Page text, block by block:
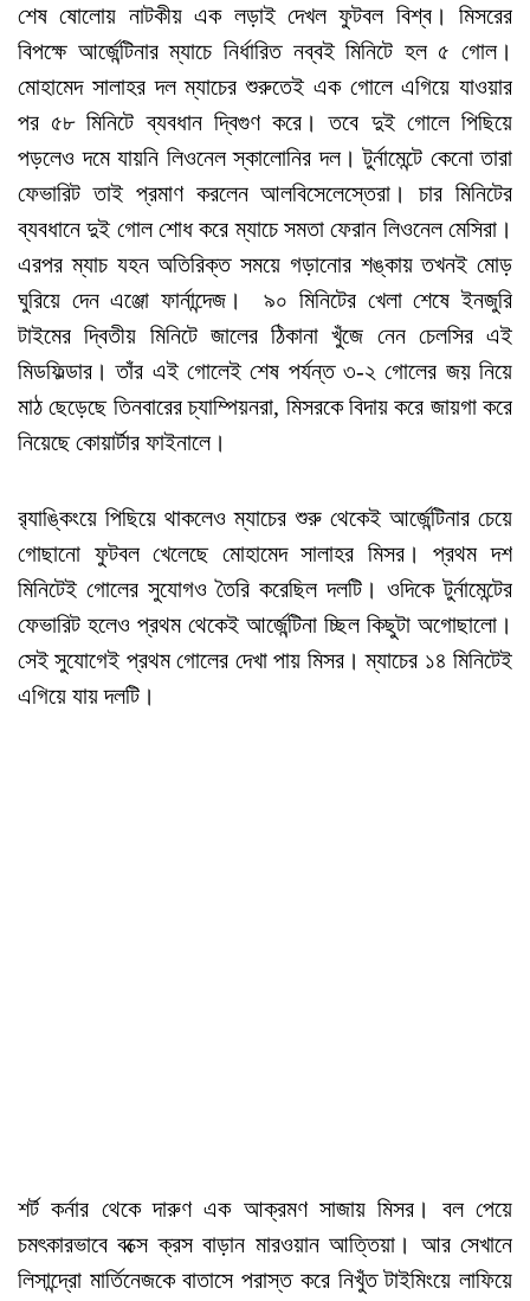
শেষ ষোলোয় নাটকীয় এক লড়াই দেখল ফুটবল বিশ্ব। মিসরের
বিপক্ষে আর্জেন্টিনার ম্যাচে নির্ধারিত নব্বই মিনিটে হল ৫ গোল।
মোহামেদ সালাহর দল ম্যাচের শুরুতেই এক গোলে এগিয়ে যাওয়ার
পর ৫৮ মিনিটে ব্যবধান দ্বিগুণ করে। তবে দুই গোলে পিছিয়ে
পড়লেও দমে যায়নি লিওনেল স্কালোনির দল। টুর্নামেন্টে কেনো তারা
ফেভারিট তাই প্রমাণ করলেন আলবিসেলেস্তেরা। চার মিনিটের
ব্যবধানে দুই গোল শোধ করে ম্যাচে সমতা ফেরান লিওনেল মেসিরা।
এরপর ম্যাচ যহন অতিরিক্ত সময়ে গড়ানোর শঙ্কায় তখনই মোড়
ঘুরিয়ে দেন এঞ্জো ফার্নান্দেজ। ৯০ মিনিটের খেলা শেষে ইনজুরি
টাইমের দ্বিতীয় মিনিটে জালের ঠিকানা খুঁজে নেন চেলসির এই
মিডফিল্ডার। তাঁর এই গোলেই শেষ পর্যন্ত ৩-২ গোলের জয় নিয়ে
মাঠ ছেড়েছে তিনবারের চ্যাম্পিয়নরা, মিসরকে বিদায় করে জায়গা করে
নিয়েছে কোয়ার্টার ফাইনালে।
র‍্যাঙ্কিংয়ে পিছিয়ে থাকলেও ম্যাচের শুরু থেকেই আর্জেন্টিনার চেয়ে
গোছানো ফুটবল খেলেছে মোহামেদ সালাহর মিসর। প্রথম দশ
মিনিটেই গোলের সুযোগও তৈরি করেছিল দলটি। ওদিকে টুর্নামেন্টের
ফেভারিট হলেও প্রথম থেকেই আর্জেন্টিনা চ্ছিল কিছুটা অগোছালো।
সেই সুযোগেই প্রথম গোলের দেখা পায় মিসর। ম্যাচের ১৪ মিনিটেই
এগিয়ে যায় দলটি।
শর্ট কর্নার থেকে দারুণ এক আক্রমণ সাজায় মিসর। বল পেয়ে
চমৎকারভাবে বক্সে ক্রস বাড়ান মারওয়ান আত্তিয়া। আর সেখানে
লিসান্দ্রো মার্তিনেজকে বাতাসে পরাস্ত করে নিখুঁত টাইমিংয়ে লাফিয়ে